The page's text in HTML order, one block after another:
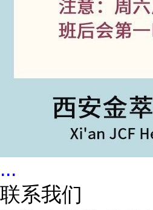
...
联系我们